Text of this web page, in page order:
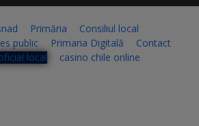
Primăria
Consiliul local
public
Primaria Digitală
Contact
local
casino chile online